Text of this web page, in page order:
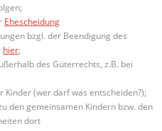
Ehescheidung
bzgl. der Beendigung des
hier;
des Güterrechts, z.B. bei
Kinder (wer darf was entscheiden?);
den gemeinsamen Kindern bzw. den
dort